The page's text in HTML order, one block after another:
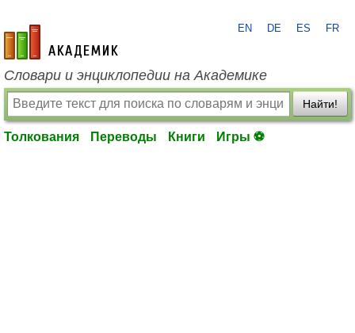
academic.ru
EN DE ES FR
Словари и энциклопедии на Академике
Найти!
Толкования Переводы Книги Игры ⚽